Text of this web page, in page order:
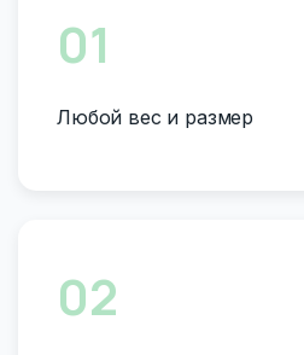
01
Любой вес и размер
02